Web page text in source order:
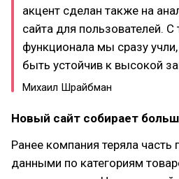
акцент сделан также на
сайта для пользователей. С
функционала мы сразу
быть устойчив к высокой
Михаил Шрайбман
Новый сайт собирает
Ранее компания теряла часть
данными по категориям